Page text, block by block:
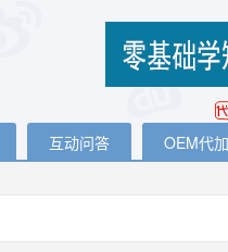
互动问答 OEM代